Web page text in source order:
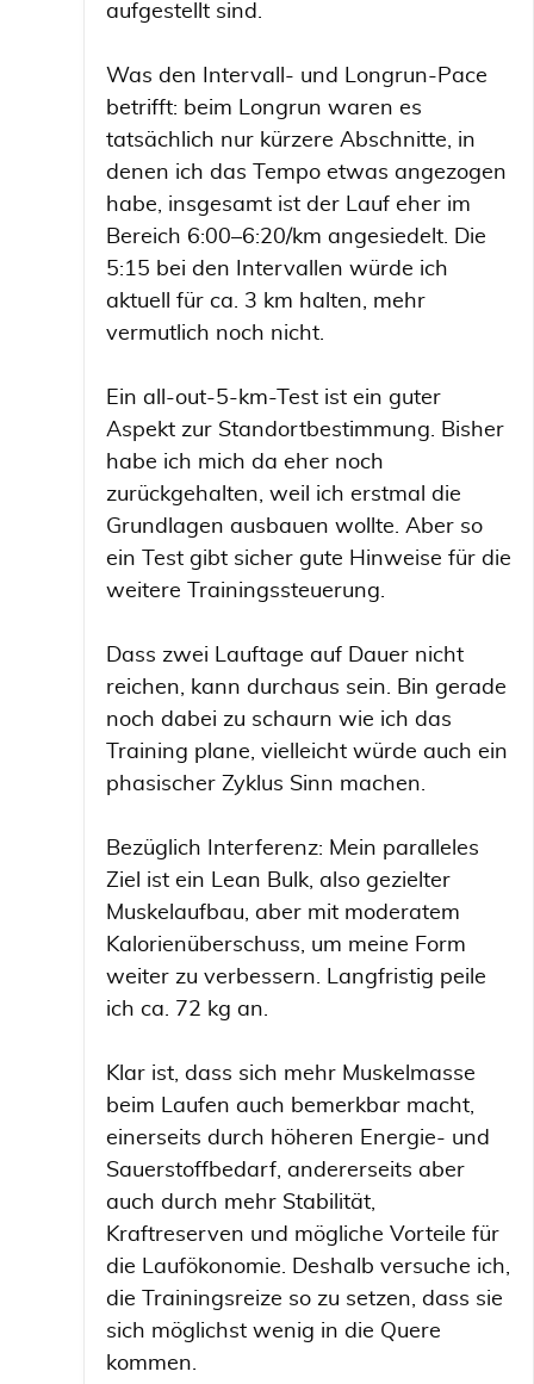
aufgestellt sind.
Was den Intervall- und Longrun-Pace
betrifft: beim Longrun waren es
tatsächlich nur kürzere Abschnitte, in
denen ich das Tempo etwas angezogen
habe, insgesamt ist der Lauf eher im
Bereich 6:00–6:20/km angesiedelt. Die
5:15 bei den Intervallen würde ich
aktuell für ca. 3 km halten, mehr
vermutlich noch nicht.
Ein all-out-5-km-Test ist ein guter
Aspekt zur Standortbestimmung. Bisher
habe ich mich da eher noch
zurückgehalten, weil ich erstmal die
Grundlagen ausbauen wollte. Aber so
ein Test gibt sicher gute Hinweise für die
weitere Trainingssteuerung.
Dass zwei Lauftage auf Dauer nicht
reichen, kann durchaus sein. Bin gerade
noch dabei zu schaurn wie ich das
Training plane, vielleicht würde auch ein
phasischer Zyklus Sinn machen.
Bezüglich Interferenz: Mein paralleles
Ziel ist ein Lean Bulk, also gezielter
Muskelaufbau, aber mit moderatem
Kalorienüberschuss, um meine Form
weiter zu verbessern. Langfristig peile
ich ca. 72 kg an.
Klar ist, dass sich mehr Muskelmasse
beim Laufen auch bemerkbar macht,
einerseits durch höheren Energie- und
Sauerstoffbedarf, andererseits aber
auch durch mehr Stabilität,
Kraftreserven und mögliche Vorteile für
die Laufökonomie. Deshalb versuche ich,
die Trainingsreize so zu setzen, dass sie
sich möglichst wenig in die Quere
kommen.